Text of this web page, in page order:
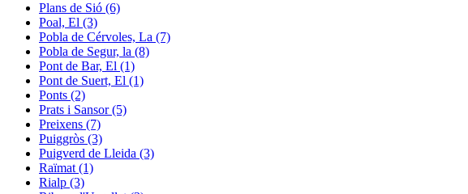
Plans de Sió (6)
Poal, El (3)
Pobla de Cérvoles, La (7)
Pobla de Segur, la (8)
Pont de Bar, El (1)
Pont de Suert, El (1)
Ponts (2)
Prats i Sansor (5)
Preixens (7)
Puiggròs (3)
Puigverd de Lleida (3)
Raïmat (1)
Rialp (3)